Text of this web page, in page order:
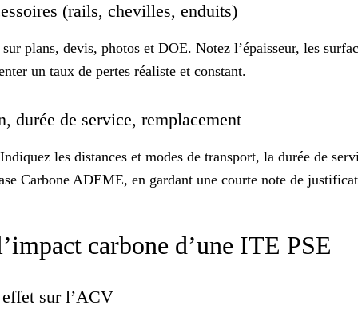
(rails, chevilles, enduits)
plans, devis, photos et DOE. Notez l’épaisseur, les
un taux de pertes réaliste et constant.
durée de service, remplacement
les distances et modes de transport, la durée de
Carbone ADEME, en gardant une courte note de
carbone d’une ITE PSE
effet sur l’ACV